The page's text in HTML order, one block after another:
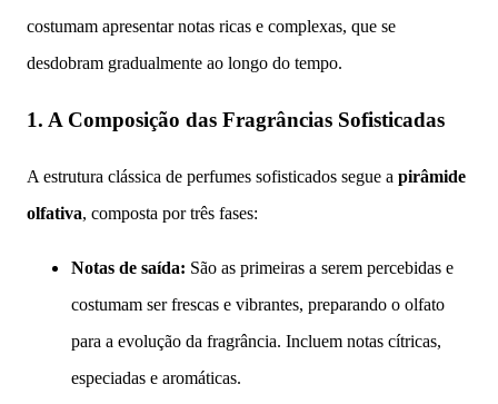
costumam apresentar notas ricas e complexas, que se
desdobram gradualmente ao longo do tempo.
1. A Composição das Fragrâncias Sofisticadas
A estrutura clássica de perfumes sofisticados segue a pirâmide
olfativa, composta por três fases:
Notas de saída: São as primeiras a serem percebidas e
costumam ser frescas e vibrantes, preparando o olfato
para a evolução da fragrância. Incluem notas cítricas,
especiadas e aromáticas.